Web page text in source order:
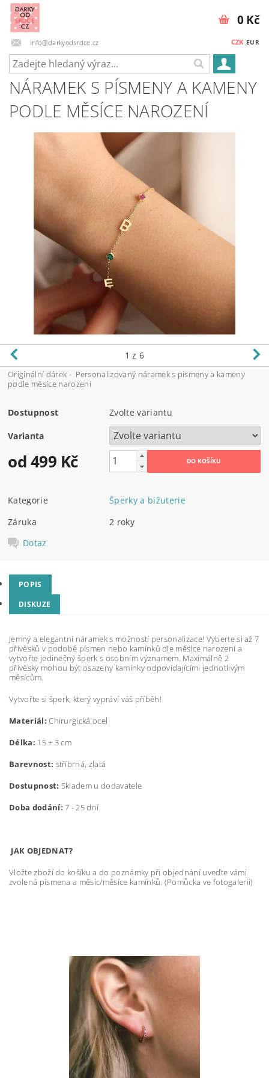
info@darkyodsrdce.cz CZK EUR
0 Kč
NÁRAMEK S PÍSMENY A KAMENY
PODLE MĚSÍCE NAROZENÍ
1 z 6
Originální dárek - Personalizovaný náramek s písmeny a kameny
podle měsíce narození
Dostupnost Zvolte variantu
Varianta
od 499 Kč
Kategorie
Šperky a bižuterie
Záruka
2 roky
Dotaz
POPIS
DISKUZE
Jemný a elegantní náramek s možností personalizace! Vyberte si až 7
přívěsků v podobě písmen nebo kamínků dle měsíce narození a
vytvořte jedinečný šperk s osobním významem. Maximálně 2
přívěsky mohou být osazeny kamínky odpovídajícími jednotlivým
měsícům.
Vytvořte si šperk, který vypráví váš příběh!
Materiál: Chirurgická ocel
Délka: 15 + 3 cm
Barevnost: stříbrná, zlatá
Dostupnost: Skladem u dodavatele
Doba dodání: 7 - 25 dní
JAK OBJEDNAT?
Vložte zboží do košíku a do poznámky při objednání uveďte vámi
zvolená písmena a měsíc/měsíce kamínků. (Pomůcka ve fotogalerii)